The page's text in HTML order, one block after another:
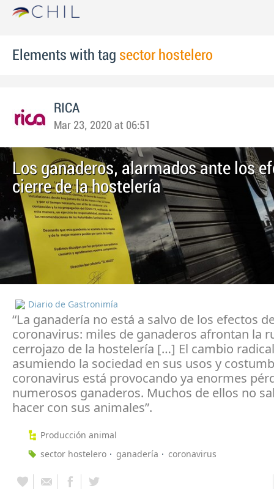
Elements with tag sector hostelero
RICA
Mar 23, 2020 at 06:51
Los ganaderos, alarmados ante los
cierre de la hostelería
Diario de Gastronimía
“La ganadería no está a salvo de los efectos
coronavirus: miles de ganaderos afrontan la
cerrojazo de la hostelería […] El cambio
asumiendo la sociedad en sus usos y
coronavirus está provocando ya enormes
numerosos ganaderos. Muchos de ellos no
hacer con sus animales”.
Producción animal
sector hostelero
ganadería coronavirus